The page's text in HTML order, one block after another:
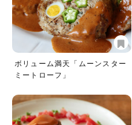
ボリューム満天「ムーンスター
ミートローフ」